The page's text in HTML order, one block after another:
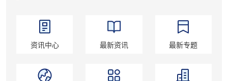
资讯中心 最新资讯 最新专题